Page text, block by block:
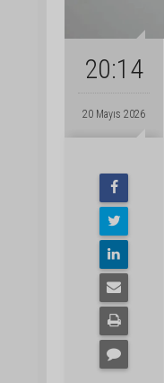
20:14
20 Mayıs 2026